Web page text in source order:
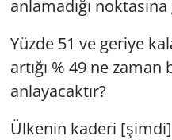
anlamadığı
Yüzde 51 ve geriye
artığı % 49 ne zaman
anlayacaktır?
Ülkenin kaderi [şimdi]